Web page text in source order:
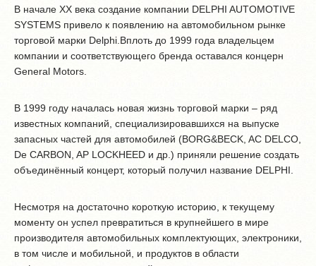
В начале ХХ века создание компании DELPHI AUTOMOTIVE
SYSTEMS привело к появлению на автомобильном рынке
торговой марки Delphi.Вплоть до 1999 года владельцем
компании и соответствующего бренда оставался концерн
General Motors.
В 1999 году началась новая жизнь торговой марки – ряд
известных компаний, специализировавшихся на выпуске
запасных частей для автомобилей (BORG&BECK, AC DELCO,
De CARBON, AP LOCKHEED и др.) приняли решение создать
объединённый концерт, который получил название DELPHI.
Несмотря на достаточно короткую историю, к текущему
моменту он успел превратиться в крупнейшего в мире
производителя автомобильных комплектующих, электроники,
в том числе и мобильной, и продуктов в области